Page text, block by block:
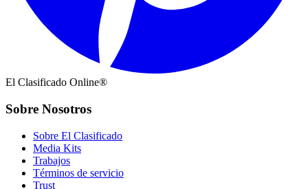
El Clasificado Online®
Sobre Nosotros
Sobre El Clasificado
Media Kits
Trabajos
Términos de servicio
Trust